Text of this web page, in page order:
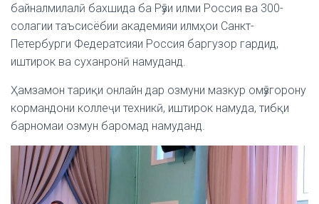
байналмилалӣ бахшида ба Рӯзи илми Россия ва 300-
солагии таъсисёбии академияи илмҳои Санкт-
Петербурги Федератсияи Россия баргузор гардид,
иштирок ва суханронӣ намуданд.
Ҳамзамон тариқи онлайн дар озмуни мазкур омӯзгорону
кормандони коллеҷи техникӣ, иштирок намуда, тибқи
барномаи озмун баромад намуданд.